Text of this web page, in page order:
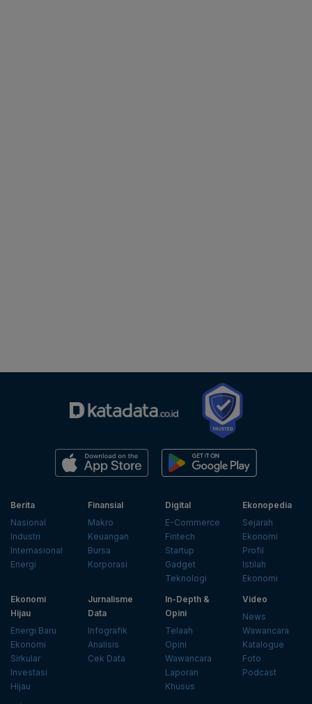
Berita
Nasional
Industri
Internasional
Energi
Finansial
Makro
Keuangan
Bursa
Korporasi
Digital
E-Commerce
Fintech
Startup
Gadget
Teknologi
Ekonopedia
Sejarah
Ekonomi
Profil
Istilah
Ekonomi
Ekonomi
Hijau
Energi Baru
Ekonomi
Sirkular
Investasi
Hijau
Jurnalisme
Data
Infografik
Analisis
Cek Data
In-Depth &
Opini
Telaah
Opini
Wawancara
Laporan
Khusus
Video
News
Wawancara
Katalogue
Foto
Podcast